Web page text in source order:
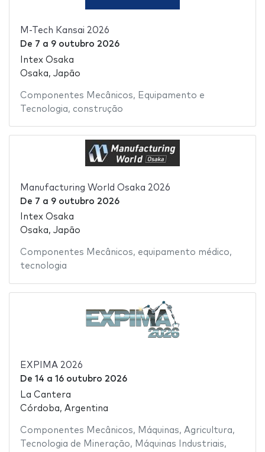
M-Tech Kansai 2026
De 7 a 9 outubro 2026
Intex Osaka
Osaka, Japão
Componentes Mecânicos, Equipamento e
Tecnologia, construção
Manufacturing World Osaka 2026
De 7 a 9 outubro 2026
Intex Osaka
Osaka, Japão
Componentes Mecânicos, equipamento médico,
tecnologia
EXPIMA 2026
De 14 a 16 outubro 2026
La Cantera
Córdoba, Argentina
Componentes Mecânicos, Máquinas, Agricultura,
Tecnologia de Mineração, Máquinas Industriais,